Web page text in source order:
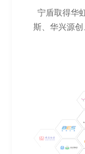
宁盾取得华
斯、华兴源